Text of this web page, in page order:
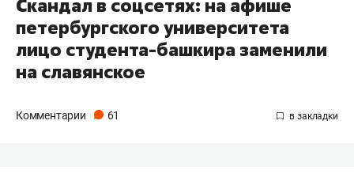
Скандал в соцсетях: на афише
петербургского университета
лицо студента-башкира заменили
на славянское
Комментарии 61